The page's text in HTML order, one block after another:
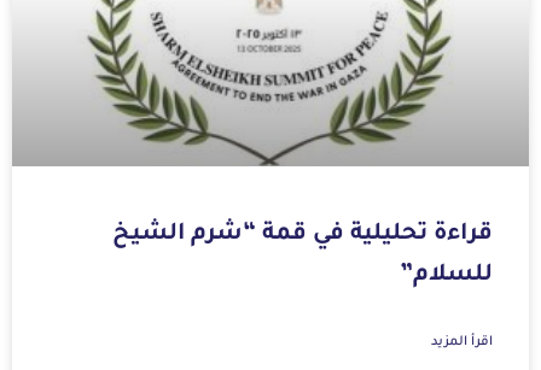
قراءة تحليلية في قمة “شرم الشيخ
للسلام”
اقرأ المزيد